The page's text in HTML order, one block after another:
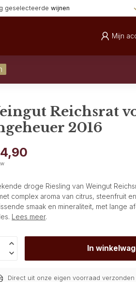
geselecteerde wijnen
Mijn
Reichsrat
2016
droge Riesling van Weingut
complex aroma van citrus, steenfruit
smaak en mineraliteit, met lange
Lees meer.
In
Direct uit onze eigen voorraad verzonden